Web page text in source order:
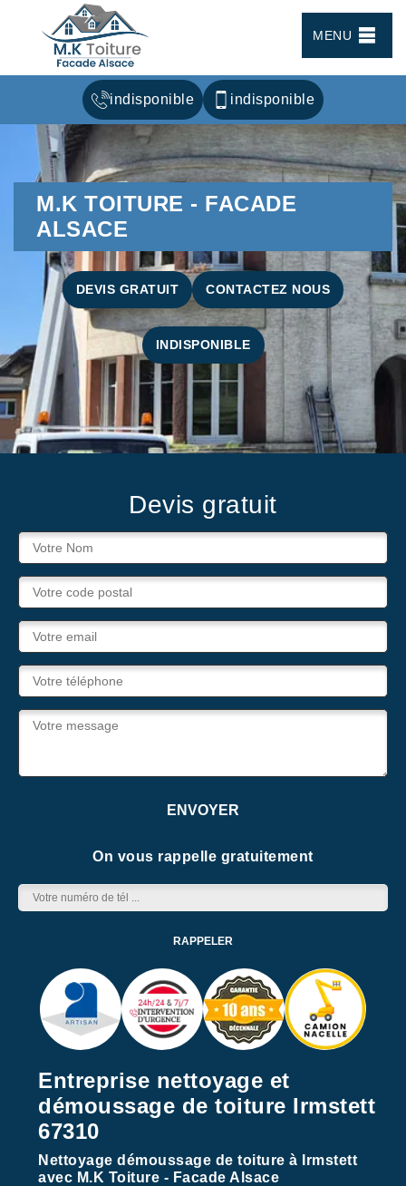
MENU
indisponible indisponible
M.K TOITURE - FACADE
ALSACE
DEVIS GRATUIT CONTACTEZ NOUS
INDISPONIBLE
Devis gratuit
On vous rappelle gratuitement
Entreprise nettoyage et
démoussage de toiture Irmstett
67310
Nettoyage démoussage de toiture à Irmstett
avec M.K Toiture - Facade Alsace